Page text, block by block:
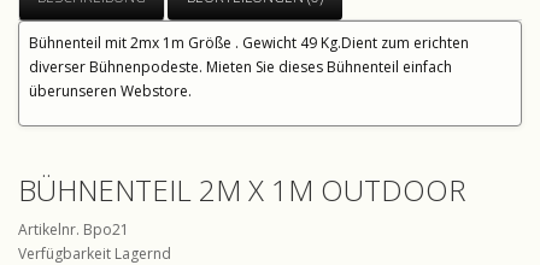
Bühnenteil mit 2mx 1m Größe . Gewicht 49 Kg.Dient zum erichten
diverser Bühnenpodeste. Mieten Sie dieses Bühnenteil einfach
überunseren Webstore.
BÜHNENTEIL 2M X 1M OUTDOOR
Artikelnr. Bpo21
Verfügbarkeit Lagernd